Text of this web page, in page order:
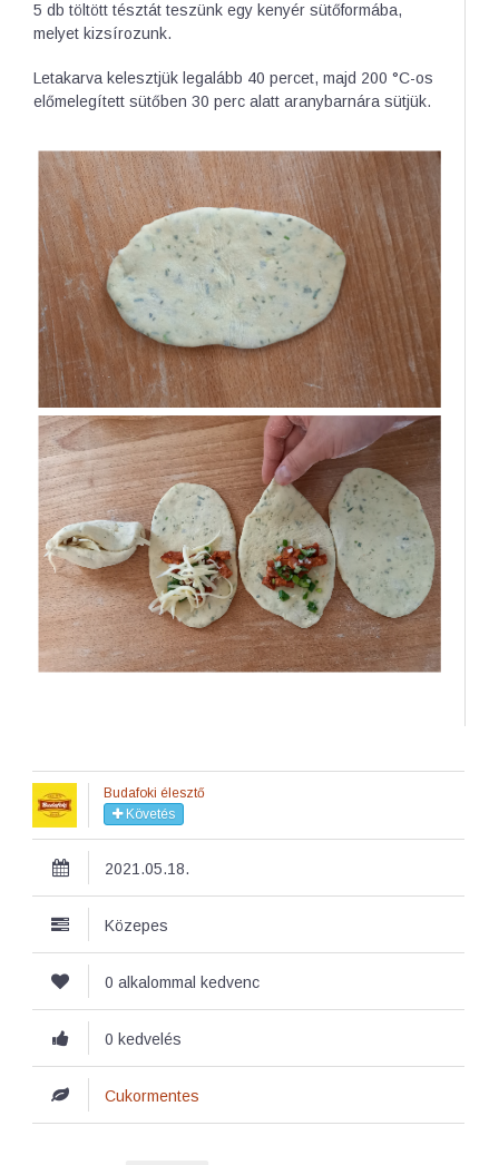
5 db töltött tésztát teszünk egy kenyér sütőformába,
melyet kizsírozunk.
Letakarva kelesztjük legalább 40 percet, majd 200 °C-os
előmelegített sütőben 30 perc alatt aranybarnára sütjük.
Budafoki élesztő
Követés
2021.05.18.
Közepes
0 alkalommal kedvenc
0 kedvelés
Cukormentes